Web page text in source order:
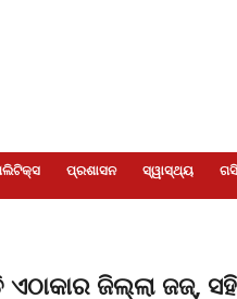
ପ୍ରଶାସନ ସ୍ୱାସ୍ଥ୍ୟ
ଏଠାକାର ଜିଲ୍ଲା ଜଜ୍‌,